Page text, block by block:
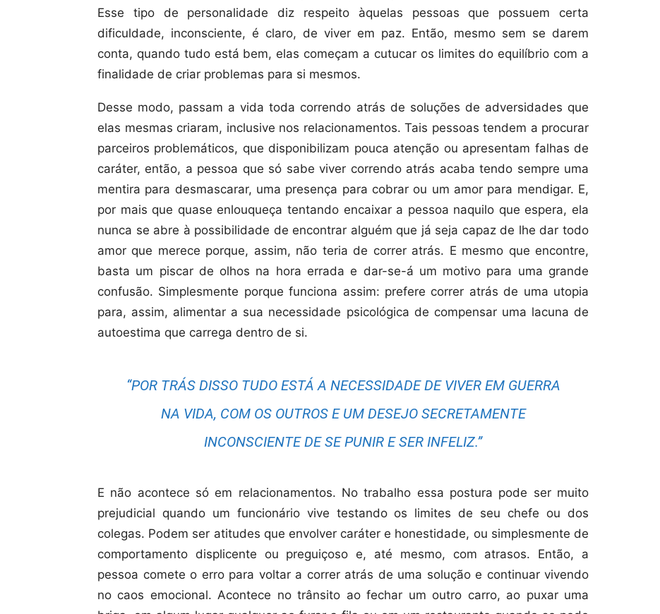
Esse tipo de personalidade diz respeito àquelas pessoas que possuem certa
dificuldade, inconsciente, é claro, de viver em paz. Então, mesmo sem se darem
conta, quando tudo está bem, elas começam a cutucar os limites do equilíbrio com a
finalidade de criar problemas para si mesmos.
Desse modo, passam a vida toda correndo atrás de soluções de adversidades que
elas mesmas criaram, inclusive nos relacionamentos. Tais pessoas tendem a procurar
parceiros problemáticos, que disponibilizam pouca atenção ou apresentam falhas de
caráter, então, a pessoa que só sabe viver correndo atrás acaba tendo sempre uma
mentira para desmascarar, uma presença para cobrar ou um amor para mendigar. E,
por mais que quase enlouqueça tentando encaixar a pessoa naquilo que espera, ela
nunca se abre à possibilidade de encontrar alguém que já seja capaz de lhe dar todo
amor que merece porque, assim, não teria de correr atrás. E mesmo que encontre,
basta um piscar de olhos na hora errada e dar-se-á um motivo para uma grande
confusão. Simplesmente porque funciona assim: prefere correr atrás de uma utopia
para, assim, alimentar a sua necessidade psicológica de compensar uma lacuna de
autoestima que carrega dentro de si.
“POR TRÁS DISSO TUDO ESTÁ A NECESSIDADE DE VIVER EM GUERRA
NA VIDA, COM OS OUTROS E UM DESEJO SECRETAMENTE
INCONSCIENTE DE SE PUNIR E SER INFELIZ.”
E não acontece só em relacionamentos. No trabalho essa postura pode ser muito
prejudicial quando um funcionário vive testando os limites de seu chefe ou dos
colegas. Podem ser atitudes que envolver caráter e honestidade, ou simplesmente de
comportamento displicente ou preguiçoso e, até mesmo, com atrasos. Então, a
pessoa comete o erro para voltar a correr atrás de uma solução e continuar vivendo
no caos emocional. Acontece no trânsito ao fechar um outro carro, ao puxar uma